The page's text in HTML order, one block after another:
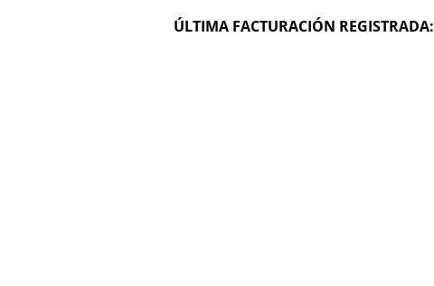
ÚLTIMA FACTURACIÓN REGISTRADA: